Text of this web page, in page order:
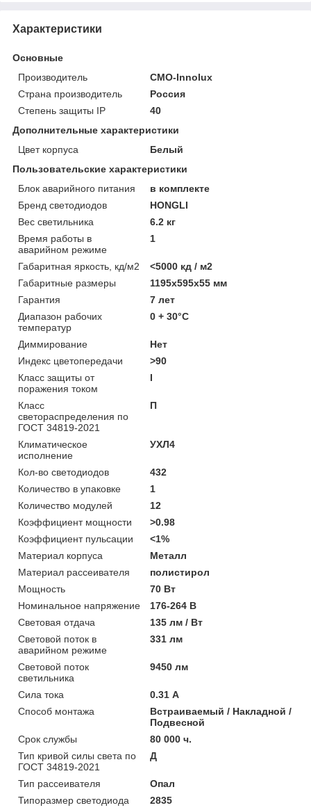
Характеристики
Основные
Производитель
CMO-Innolux
Страна производитель
Россия
Степень защиты IP
40
Дополнительные характеристики
Цвет корпуса
Белый
Пользовательские характеристики
Блок аварийного питания
в комплекте
Бренд светодиодов
HONGLI
Вес светильника
6.2 кг
Время работы в
аварийном режиме
1
Габаритная яркость, кд/м2
<5000 кд / м2
Габаритные размеры
1195х595х55 мм
Гарантия
7 лет
Диапазон рабочих
температур
0 + 30°C
Диммирование
Нет
Индекс цветопередачи
>90
Класс защиты от
поражения током
I
Класс
светораспределения по
ГОСТ 34819-2021
П
Климатическое
исполнение
УХЛ4
Кол-во светодиодов
432
Количество в упаковке
1
Количество модулей
12
Коэффициент мощности
>0.98
Коэффициент пульсации
<1%
Материал корпуса
Металл
Материал рассеивателя
полистирол
Мощность
70 Вт
Номинальное напряжение
176-264 В
Световая отдача
135 лм / Вт
Световой поток в
аварийном режиме
331 лм
Световой поток
светильника
9450 лм
Сила тока
0.31 А
Способ монтажа
Встраиваемый / Накладной /
Подвесной
Срок службы
80 000 ч.
Тип кривой силы света по
ГОСТ 34819-2021
Д
Тип рассеивателя
Опал
Типоразмер светодиода
2835